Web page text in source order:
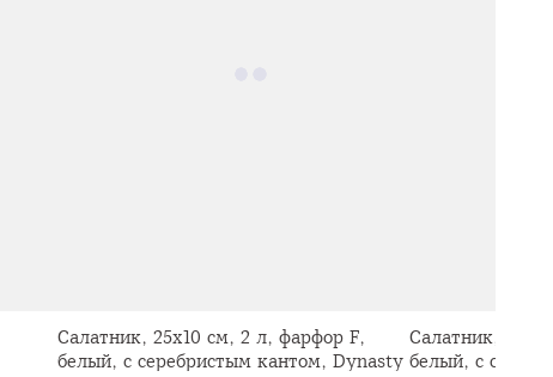
Салатник, 25х10 см, 2 л, фарфор F,
белый, с серебристым кантом, Dynasty
Салатник,
белый, с